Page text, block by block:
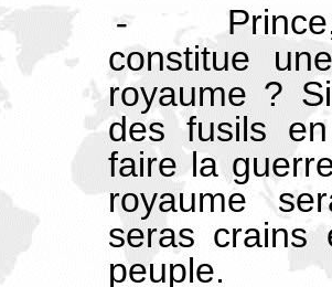
-
constitue
royaume ?
des fusils
faire la
royaume
seras crains
peuple.